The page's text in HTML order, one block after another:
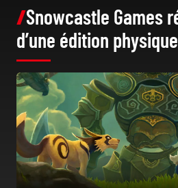
Snowcastle Games ‏révèle l’arrivée
d’une édition